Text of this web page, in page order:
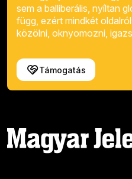
sem a balliberális, nyíltan
függ, ezért mindkét
közölni, oknyomozni,
Támogatás